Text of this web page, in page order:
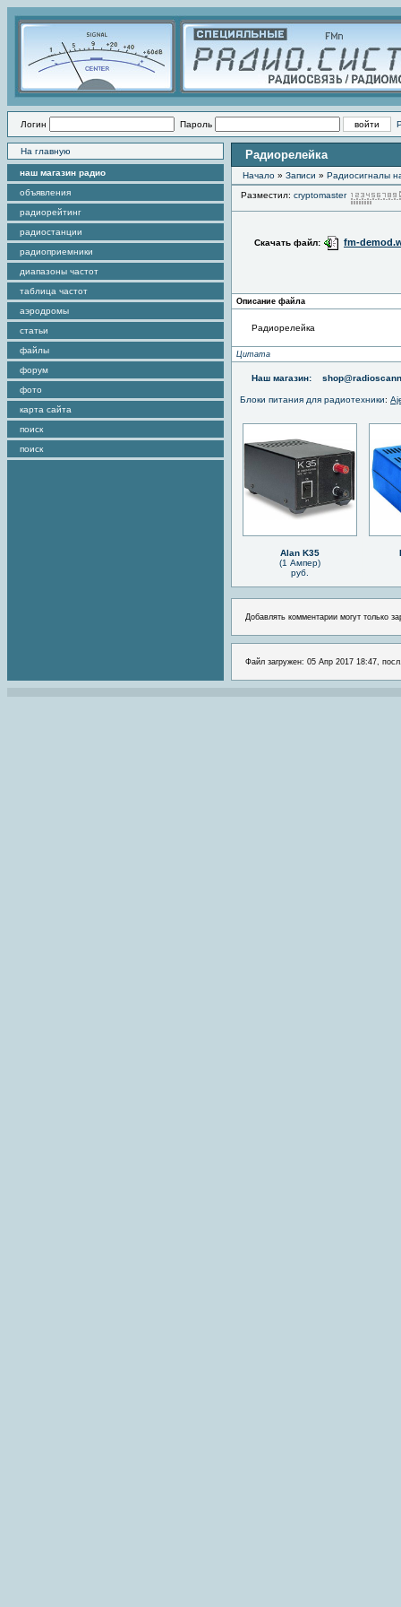
Логин Пароль
На главную
наш магазин радио
объявления
радиорейтинг
радиостанции
радиоприемники
диапазоны частот
таблица частот
аэродромы
статьи
файлы
форум
фото
карта сайта
поиск
поиск
Радиорелейка
Начало » Записи » Радиоcигналы
Разместил: cryptomaster
Скачать файл: fm-
Описание файла
Радиорелейка
Цитата
Наш магазин:
Блоки питания для радиотехники:
Alan K35
(1 Ампер)
руб.
Добавлять комментарии могут только
Файл загружен: 05 Апр 2017 18:47,